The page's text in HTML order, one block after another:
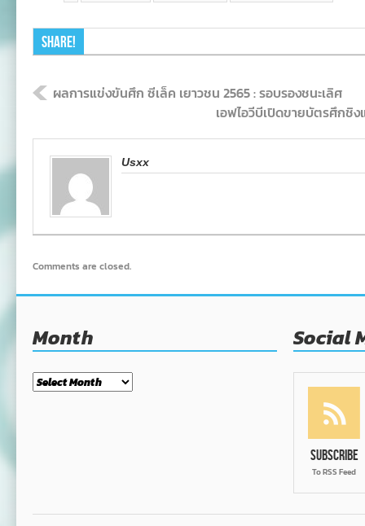
Share!
ผลการแข่งขันศึก ซีเล็ค เยาวชน 2565 : รอบรองชนะเลิศ
เอฟไอวีบีเปิดขายบัตรศึกชิ
Usxx
Comments are closed.
Month
Month
Social
Subscribe
To RSS Feed